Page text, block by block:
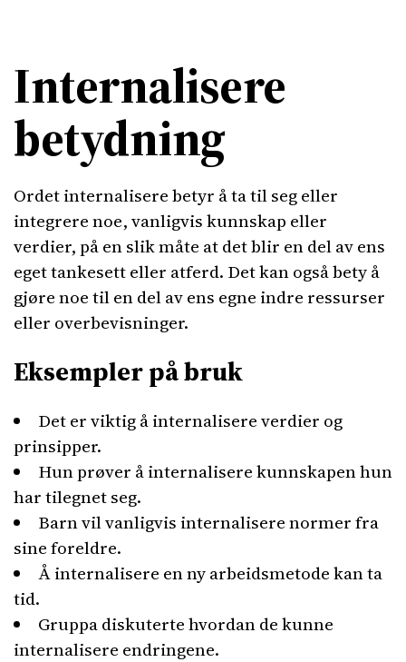
Internalisere
betydning
Ordet internalisere betyr å ta til seg eller
integrere noe, vanligvis kunnskap eller
verdier, på en slik måte at det blir en del av ens
eget tankesett eller atferd. Det kan også bety å
gjøre noe til en del av ens egne indre ressurser
eller overbevisninger.
Eksempler på bruk
Det er viktig å internalisere verdier og
prinsipper.
Hun prøver å internalisere kunnskapen hun
har tilegnet seg.
Barn vil vanligvis internalisere normer fra
sine foreldre.
Å internalisere en ny arbeidsmetode kan ta
tid.
Gruppa diskuterte hvordan de kunne
internalisere endringene.